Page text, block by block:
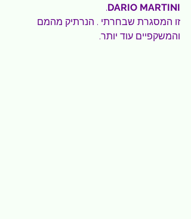
DARIO MARTINI
.
זו המסגרת שבחרתי . הנרתיק מהמם
והמשקפיים עוד יותר.